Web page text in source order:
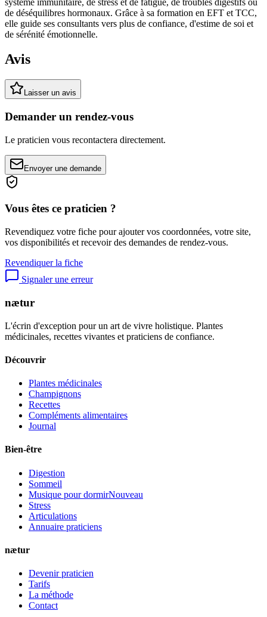
de déséquilibres hormonaux. Grâce à sa formation en EFT et TCC,
elle guide ses consultants vers plus de confiance, d'estime de soi et
de sérénité émotionnelle.
Avis
Laisser un avis
Demander un rendez-vous
Le praticien vous recontactera directement.
Envoyer une demande
Vous êtes ce praticien ?
Revendiquez votre fiche pour ajouter vos coordonnées, votre site,
vos disponibilités et recevoir des demandes de rendez-vous.
Revendiquer la fiche
Signaler une erreur
nætur
L'écrin d'exception pour un art de vivre holistique. Plantes
médicinales, recettes vivantes et praticiens de confiance.
Découvrir
Plantes médicinales
Champignons
Recettes
Compléments alimentaires
Journal
Bien-être
Digestion
Sommeil
Musique pour dormirNouveau
Stress
Articulations
Annuaire praticiens
nætur
Devenir praticien
Tarifs
La méthode
Contact